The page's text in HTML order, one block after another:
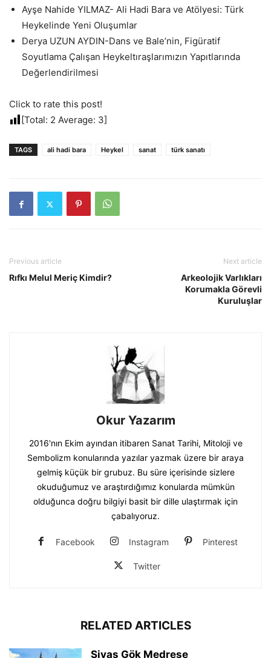
Ayşe Nahide YILMAZ- Ali Hadi Bara ve Atölyesi: Türk
Heykelinde Yeni Oluşumlar
Derya UZUN AYDIN-Dans ve Bale’nin, Figüratif
Soyutlama Çalışan Heykeltıraşlarımızın Yapıtlarında
Değerlendirilmesi
Click to rate this post!
[Total: 2 Average: 3]
TAGS ali hadi bara Heykel sanat türk sanatı
Previous article
Rıfkı Melul Meriç Kimdir?
Next article
Arkeolojik Varlıkları
Korumakla Görevli
Kuruluşlar
Okur Yazarım
2016'nın Ekim ayından itibaren Sanat Tarihi, Mitoloji ve
Sembolizm konularında yazılar yazmak üzere bir araya
gelmiş küçük bir grubuz. Bu süre içerisinde sizlere
okuduğumuz ve araştırdığımız konularda mümkün
olduğunca doğru bilgiyi basit bir dille ulaştırmak için
çabalıyoruz.
Facebook Instagram Pinterest
Twitter
RELATED ARTICLES
Sivas Gök Medrese